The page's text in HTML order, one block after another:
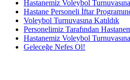
Hastanemiz Voleybol
Hastane Personeli İftar
Voleybol Turnuvasına Katıldık
Personelimiz Tarafından
Hastanemiz Voleybol
Geleceğe Nefes Ol!